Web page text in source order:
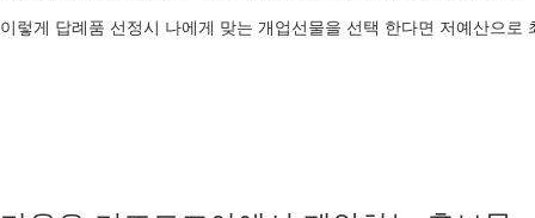
이렇게 답례품 선정시 나에게 맞는 개업선물을 선택 한다면 저예산으